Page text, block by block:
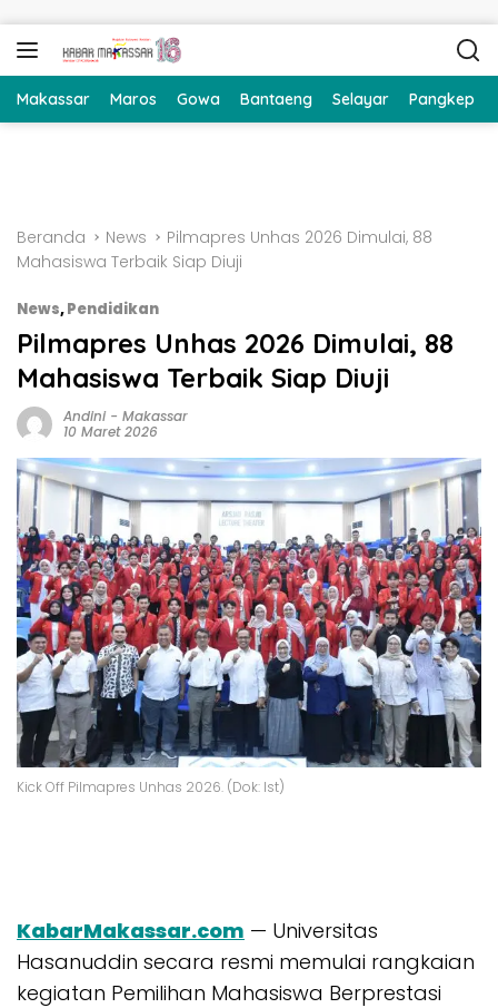
Makassar Maros Gowa Bantaeng Selayar Pangkep
Beranda News
Pilmapres Unhas 2026 Dimulai, 88
Mahasiswa Terbaik Siap Diuji
News,Pendidikan
Pilmapres Unhas 2026 Dimulai, 88
Mahasiswa Terbaik Siap Diuji
Andini- Makassar
10 Maret 2026
Kick Off Pilmapres Unhas 2026. (Dok: Ist)
KabarMakassar.com — Universitas
Hasanuddin secara resmi memulai rangkaian
kegiatan Pemilihan Mahasiswa Berprestasi